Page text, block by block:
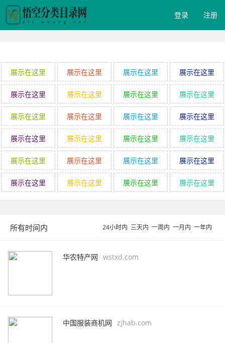
登录 注册
展示在这里 展示在这里 展示在这里 展示在这里
展示在这里 展示在这里 展示在这里 展示在这里
展示在这里 展示在这里 展示在这里 展示在这里
展示在这里 展示在这里 展示在这里 展示在这里
展示在这里 展示在这里 展示在这里 展示在这里
展示在这里 展示在这里 展示在这里 展示在这里
所有时间内 24小时内 三天内 一周内 一月内 一年内
华农特产网 wstxd.com
中国服装商机网 zjhab.com